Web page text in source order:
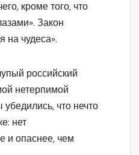
кроме того, что
Закон
на чудеса».
российский
нетерпимой
что нечто
нет
и опаснее, чем